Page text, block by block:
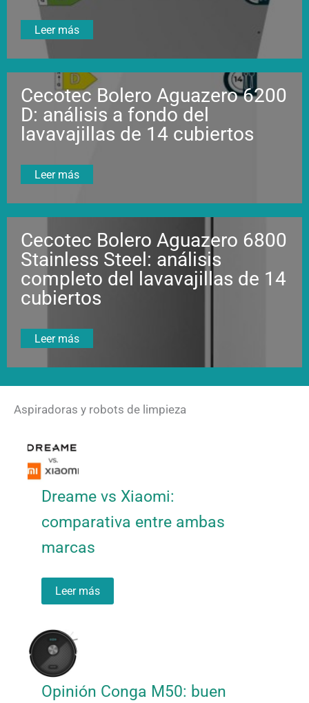
Leer más
Cecotec Bolero Aguazero 6200
D: análisis a fondo del
lavavajillas de 14 cubiertos
Leer más
Cecotec Bolero Aguazero 6800
Stainless Steel: análisis
completo del lavavajillas de 14
cubiertos
Leer más
Aspiradoras y robots de limpieza
Dreame vs Xiaomi:
comparativa entre ambas
marcas
Leer más
Opinión Conga M50: buen